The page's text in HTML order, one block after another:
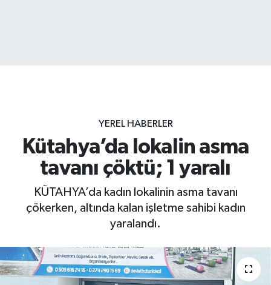
YEREL HABERLER
Kütahya’da lokalin asma
tavanı çöktü; 1 yaralı
KÜTAHYA’da kadın lokalinin asma tavanı
çökerken, altında kalan işletme sahibi kadın
yaralandı.